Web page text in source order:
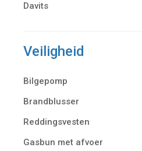
Davits
Veiligheid
Bilgepomp
Brandblusser
Reddingsvesten
Gasbun met afvoer